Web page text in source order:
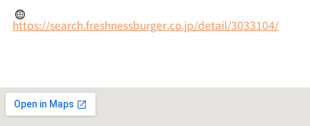
https://search.freshnessburger.co.jp/detail/3033104/